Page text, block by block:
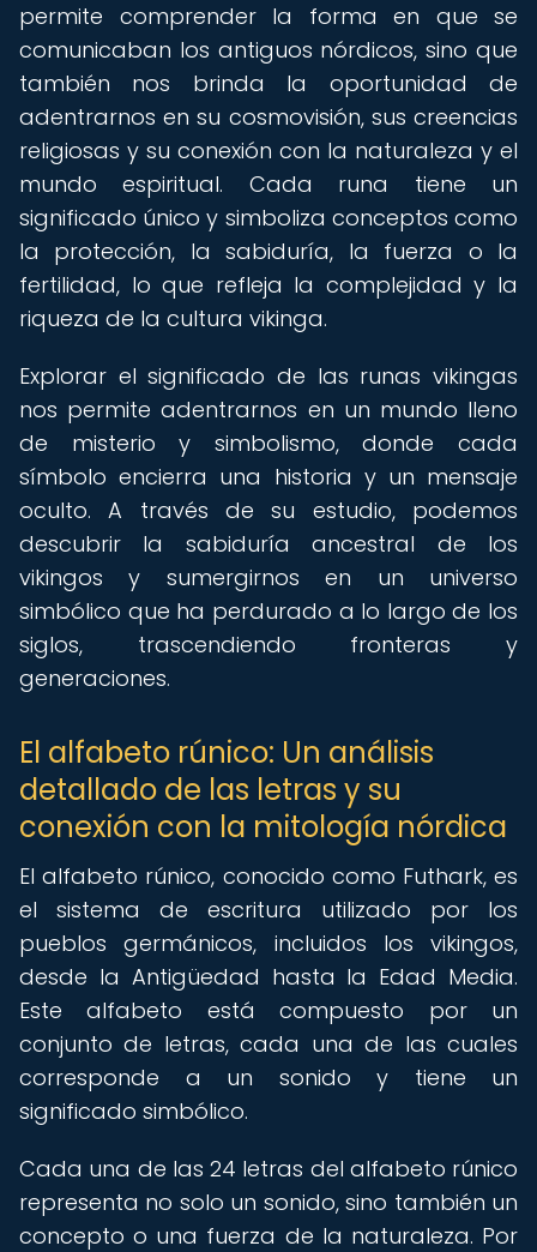
permite comprender la forma en que se
comunicaban los antiguos nórdicos, sino que
también nos brinda la oportunidad de
adentrarnos en su cosmovisión, sus creencias
religiosas y su conexión con la naturaleza y el
mundo espiritual. Cada runa tiene un
significado único y simboliza conceptos como
la protección, la sabiduría, la fuerza o la
fertilidad, lo que refleja la complejidad y la
riqueza de la cultura vikinga.
Explorar el significado de las runas vikingas
nos permite adentrarnos en un mundo lleno
de misterio y simbolismo, donde cada
símbolo encierra una historia y un mensaje
oculto. A través de su estudio, podemos
descubrir la sabiduría ancestral de los
vikingos y sumergirnos en un universo
simbólico que ha perdurado a lo largo de los
siglos, trascendiendo fronteras y
generaciones.
El alfabeto rúnico: Un análisis
detallado de las letras y su
conexión con la mitología nórdica
El alfabeto rúnico, conocido como Futhark, es
el sistema de escritura utilizado por los
pueblos germánicos, incluidos los vikingos,
desde la Antigüedad hasta la Edad Media.
Este alfabeto está compuesto por un
conjunto de letras, cada una de las cuales
corresponde a un sonido y tiene un
significado simbólico.
Cada una de las 24 letras del alfabeto rúnico
representa no solo un sonido, sino también un
concepto o una fuerza de la naturaleza. Por